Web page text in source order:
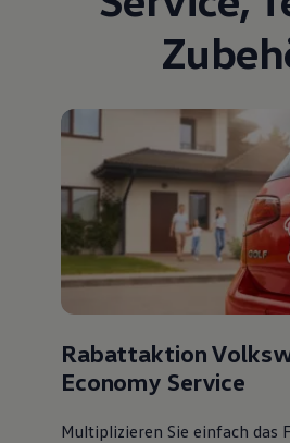
Rabattaktion
Economy Service
Multiplizieren Sie einfach das